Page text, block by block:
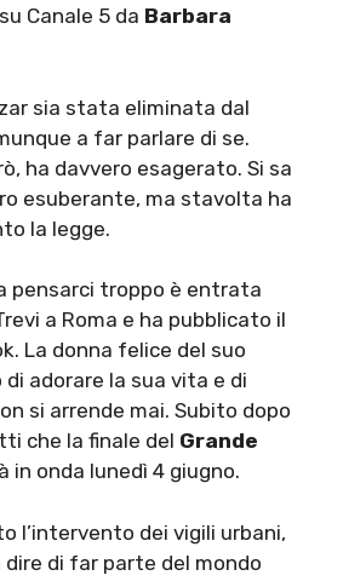
Canale 5 da Barbara
sia stata eliminata dal
a far parlare di se.
ha davvero esagerato. Si sa
esuberante, ma stavolta ha
la legge.
pensarci troppo è entrata
a Roma e ha pubblicato il
La donna felice del suo
adorare la sua vita e di
si arrende mai. Subito dopo
che la finale del Grande
in onda lunedì 4 giugno.
l’intervento dei vigili urbani,
di far parte del mondo